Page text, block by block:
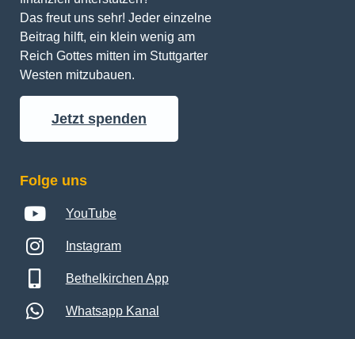
Das freut uns sehr! Jeder einzelne
Beitrag hilft, ein klein wenig am
Reich Gottes mitten im Stuttgarter
Westen mitzubauen.
Jetzt spenden
Folge uns
YouTube
Instagram
Bethelkirchen App
Whatsapp Kanal